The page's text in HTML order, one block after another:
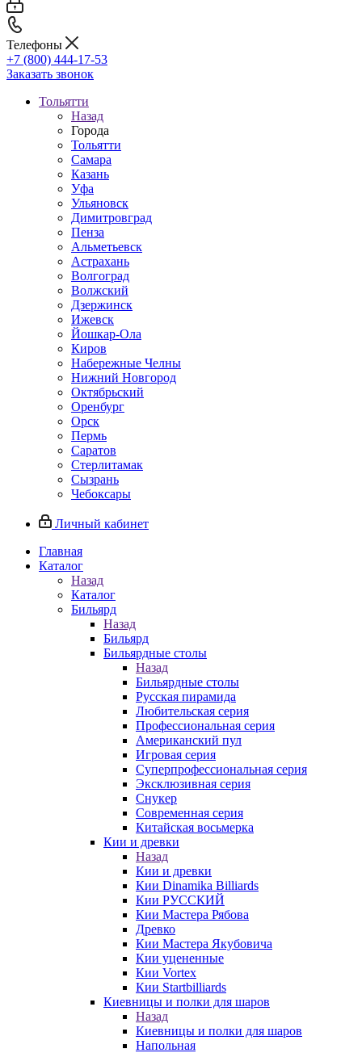
Телефоны
+7 (800) 444-17-53
Заказать звонок
Тольятти
Назад
Города
Тольятти
Самара
Казань
Уфа
Ульяновск
Димитровград
Пенза
Альметьевск
Астрахань
Волгоград
Волжский
Дзержинск
Ижевск
Йошкар-Ола
Киров
Набережные Челны
Нижний Новгород
Октябрьский
Оренбург
Орск
Пермь
Саратов
Стерлитамак
Сызрань
Чебоксары
Личный кабинет
Главная
Каталог
Назад
Каталог
Бильярд
Назад
Бильярд
Бильярдные столы
Назад
Бильярдные столы
Русская пирамида
Любительская серия
Профессиональная серия
Американский пул
Игровая серия
Суперпрофессиональная серия
Эксклюзивная серия
Снукер
Современная серия
Китайская восьмерка
Кии и древки
Назад
Кии и древки
Кии Dinamika Billiards
Кии РУССКИЙ
Кии Мастера Рябова
Древко
Кии Мастера Якубовича
Кии уцененные
Кии Vortex
Кии Startbilliards
Киевницы и полки для шаров
Назад
Киевницы и полки для шаров
Напольная